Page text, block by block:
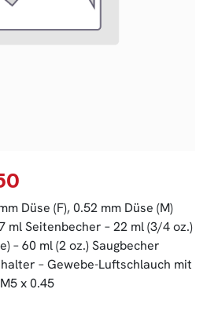
Düse (F), 0.52 mm Düse (M)
ml Seitenbecher – 22 ml (3/4 oz.)
– 60 ml (2 oz.) Saugbecher
– Gewebe-Luftschlauch mit
x 0.45